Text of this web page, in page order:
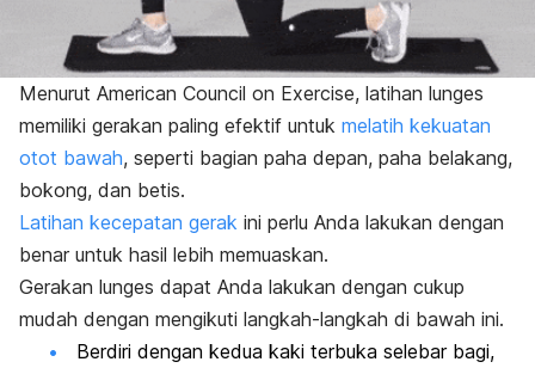
Menurut American Council on Exercise, latihan lunges
memiliki gerakan paling efektif untuk melatih kekuatan
otot bawah, seperti bagian paha depan, paha belakang,
bokong, dan betis.
Latihan kecepatan gerak ini perlu Anda lakukan dengan
benar untuk hasil lebih memuaskan.
Gerakan lunges dapat Anda lakukan dengan cukup
mudah dengan mengikuti langkah-langkah di bawah ini.
Berdiri dengan kedua kaki terbuka selebar bagi,